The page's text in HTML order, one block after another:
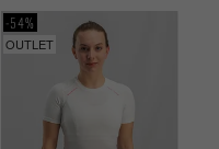
OUTLET
54%